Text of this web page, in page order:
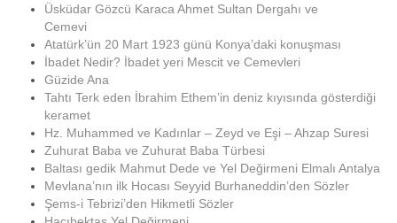
Üsküdar Gözcü Karaca Ahmet Sultan Dergahı ve
Cemevi
Atatürk’ün 20 Mart 1923 günü Konya’daki konuşması
İbadet Nedir? İbadet yeri Mescit ve Cemevleri
Güzide Ana
Tahtı Terk eden İbrahim Ethem’in deniz kıyısında gösterdiği
keramet
Hz. Muhammed ve Kadınlar – Zeyd ve Eşi – Ahzap Suresi
Zuhurat Baba ve Zuhurat Baba Türbesi
Baltası gedik Mahmut Dede ve Yel Değirmeni Elmalı Antalya
Mevlana’nın ilk Hocası Seyyid Burhaneddin’den Sözler
Şems-i Tebrizi’den Hikmetli Sözler